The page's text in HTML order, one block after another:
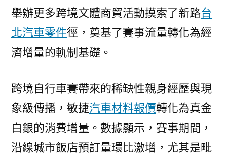
舉辦更多跨境文體商貿活動摸索了新路台
北汽車零件徑，奠基了賽事流量轉化為經
濟增量的軌制基礎。
跨境自行車賽帶來的稀缺性親身經歷與現
象級傳播，敏捷汽車材料報價轉化為真金
白銀的消費增量。數據顯示，賽事期間，
沿線城市飯店預訂量環比激增，尤其是毗